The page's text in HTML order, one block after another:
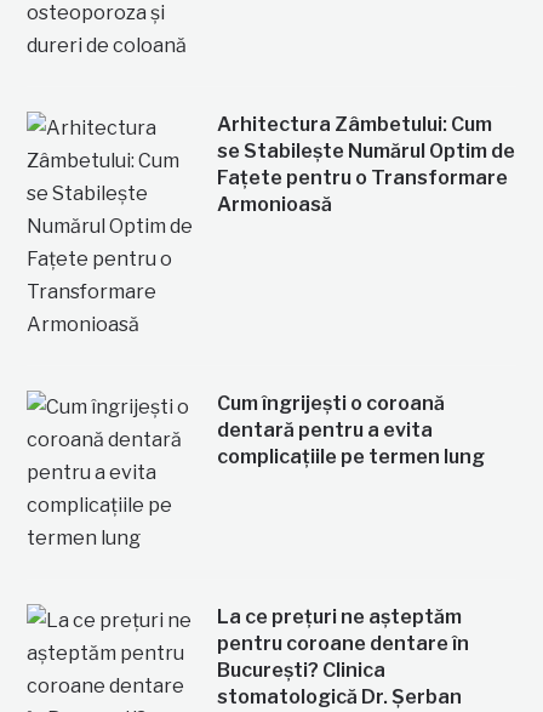
Arhitectura Zâmbetului: Cum
se Stabilește Numărul Optim de
Fațete pentru o Transformare
Armonioasă
Cum îngrijești o coroană
dentară pentru a evita
complicațiile pe termen lung
La ce prețuri ne așteptăm
pentru coroane dentare în
București? Clinica
stomatologică Dr. Șerban